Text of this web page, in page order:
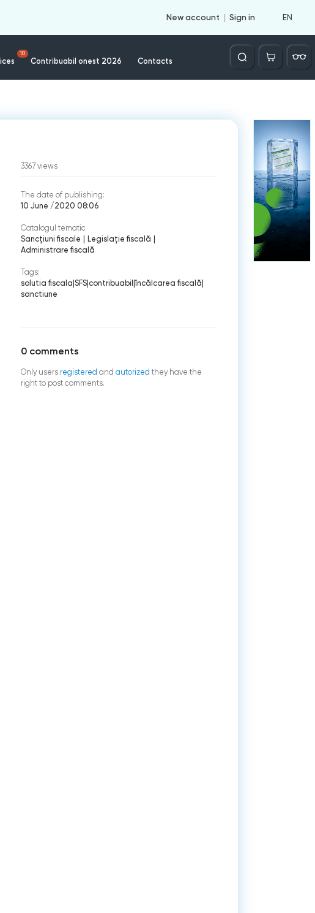
New account Sign in EN
10
Contribuabil onest 2026 Contacts
Căutare
3367 views
The date of publishing:
10 June /2020 08:06
Catalogul tematic
Sancțiuni fiscale
Legislație fiscală
Administrare fiscală
Tags:
solutia fiscala SFS| contribuabil încălcarea fiscală
sanctiune
0 comments
Only users registered and autorized they have the
right to post comments.